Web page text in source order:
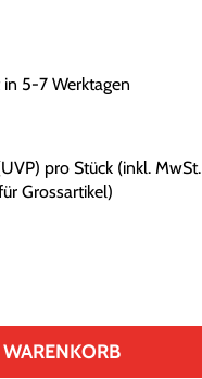
5-7 Werktagen
UVP) pro Stück (inkl. MwSt.
Grossartikel)